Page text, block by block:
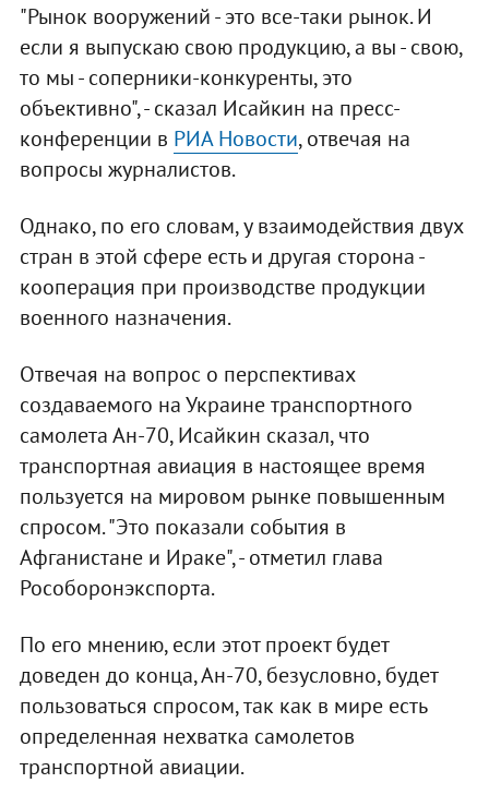
"Рынок вооружений - это все-таки рынок. И
если я выпускаю свою продукцию, а вы - свою,
то мы - соперники-конкуренты, это
объективно", - сказал Исайкин на пресс-
конференции в РИА Новости, отвечая на
вопросы журналистов.
Однако, по его словам, у взаимодействия двух
стран в этой сфере есть и другая сторона -
кооперация при производстве продукции
военного назначения.
Отвечая на вопрос о перспективах
создаваемого на Украине транспортного
самолета Ан-70, Исайкин сказал, что
транспортная авиация в настоящее время
пользуется на мировом рынке повышенным
спросом. "Это показали события в
Афганистане и Ираке", - отметил глава
Рособоронэкспорта.
По его мнению, если этот проект будет
доведен до конца, Ан-70, безусловно, будет
пользоваться спросом, так как в мире есть
определенная нехватка самолетов
транспортной авиации.